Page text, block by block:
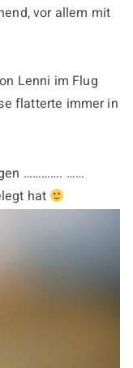
vor allem mit
Lenni im Flug
flatterte immer in
…………. ……
hat